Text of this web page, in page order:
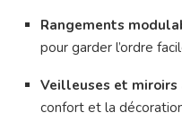
Rangements
pour garder l’ordre
Veilleuses et miroirs
confort et la